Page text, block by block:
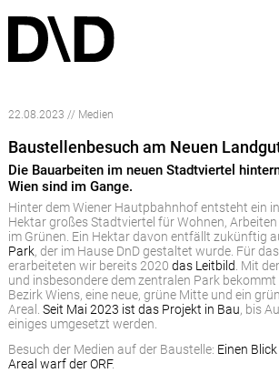
22.08.2023 // Medien
Baustellenbesuch am Neuen
Die Bauarbeiten im neuen Stadtviertel
Wien sind im Gange.
Hinter dem Wiener Hautpbahnhof entsteht ein
Hektar großes Stadtviertel für Wohnen,
im Grünen. Ein Hektar davon entfällt zukünftig
Park, der im Hause DnD gestaltet wurde. Für
erarbeiteten wir bereits 2020 das Leitbild . Mit
und insbesondere dem zentralen Park bekommt
Bezirk Wiens, eine neue, grüne Mitte und ein
Areal. Seit Mai 2023 ist das Projekt in Bau, bis
einiges umgesetzt werden.
Besuch der Medien auf der Baustelle: Einen
Areal warf der ORF.